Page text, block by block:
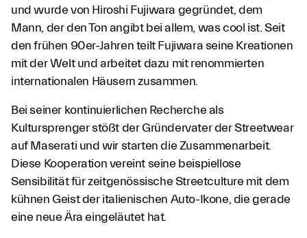
und wurde von Hiroshi Fujiwara gegründet, dem
Mann, der den Ton angibt bei allem, was cool ist. Seit
den frühen 90er-Jahren teilt Fujiwara seine Kreationen
mit der Welt und arbeitet dazu mit renommierten
internationalen Häusern zusammen.
Bei seiner kontinuierlichen Recherche als
Kultursprenger stößt der Gründervater der Streetwear
auf Maserati und wir starten die Zusammenarbeit.
Diese Kooperation vereint seine beispiellose
Sensibilität für zeitgenössische Streetculture mit dem
kühnen Geist der italienischen Auto-Ikone, die gerade
eine neue Ära eingeläutet hat.